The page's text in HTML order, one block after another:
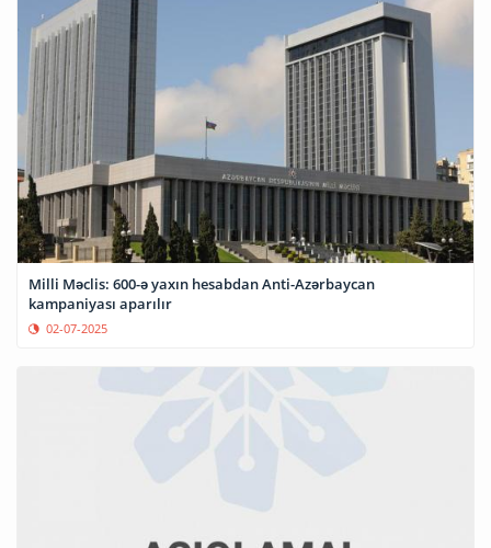
Milli Məclis: 600-ə yaxın hesabdan Anti-Azərbaycan
kampaniyası aparılır
02-07-2025